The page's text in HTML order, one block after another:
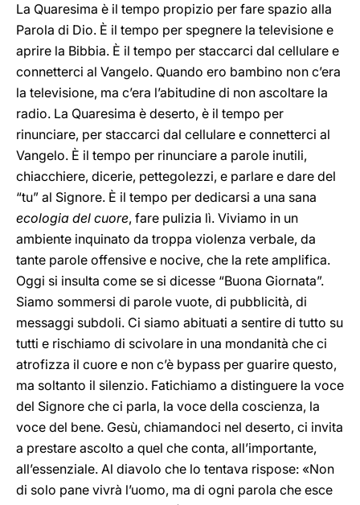
La Quaresima è il tempo propizio per fare spazio alla
Parola di Dio. È il tempo per spegnere la televisione e
aprire la Bibbia. È il tempo per staccarci dal cellulare e
connetterci al Vangelo. Quando ero bambino non c’era
la televisione, ma c’era l’abitudine di non ascoltare la
radio. La Quaresima è deserto, è il tempo per
rinunciare, per staccarci dal cellulare e connetterci al
Vangelo. È il tempo per rinunciare a parole inutili,
chiacchiere, dicerie, pettegolezzi, e parlare e dare del
“tu” al Signore. È il tempo per dedicarsi a una sana
ecologia del cuore, fare pulizia lì. Viviamo in un
ambiente inquinato da troppa violenza verbale, da
tante parole offensive e nocive, che la rete amplifica.
Oggi si insulta come se si dicesse “Buona Giornata”.
Siamo sommersi di parole vuote, di pubblicità, di
messaggi subdoli. Ci siamo abituati a sentire di tutto su
tutti e rischiamo di scivolare in una mondanità che ci
atrofizza il cuore e non c’è bypass per guarire questo,
ma soltanto il silenzio. Fatichiamo a distinguere la voce
del Signore che ci parla, la voce della coscienza, la
voce del bene. Gesù, chiamandoci nel deserto, ci invita
a prestare ascolto a quel che conta, all’importante,
all’essenziale. Al diavolo che lo tentava rispose: «Non
di solo pane vivrà l’uomo, ma di ogni parola che esce